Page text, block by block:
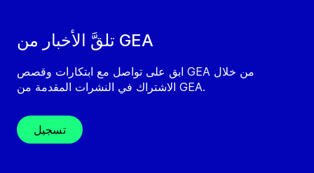
تلقَّ الأخبار من GEA
ابق على تواصل مع ابتكارات وقصص GEA من خلال
الاشتراك في النشرات المقدمة من GEA.
تسجيل